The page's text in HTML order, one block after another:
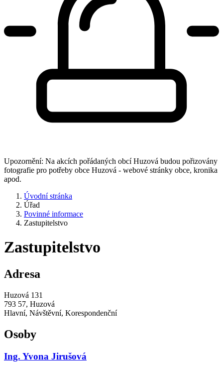
Upozornění: Na akcích pořádaných obcí Huzová budou pořizovány
fotografie pro potřeby obce Huzová - webové stránky obce, kronika
apod.
Úvodní stránka
Úřad
Povinné informace
Zastupitelstvo
Zastupitelstvo
Adresa
Huzová 131
793 57, Huzová
Hlavní, Návštěvní, Korespondenční
Osoby
Ing. Yvona Jirušová